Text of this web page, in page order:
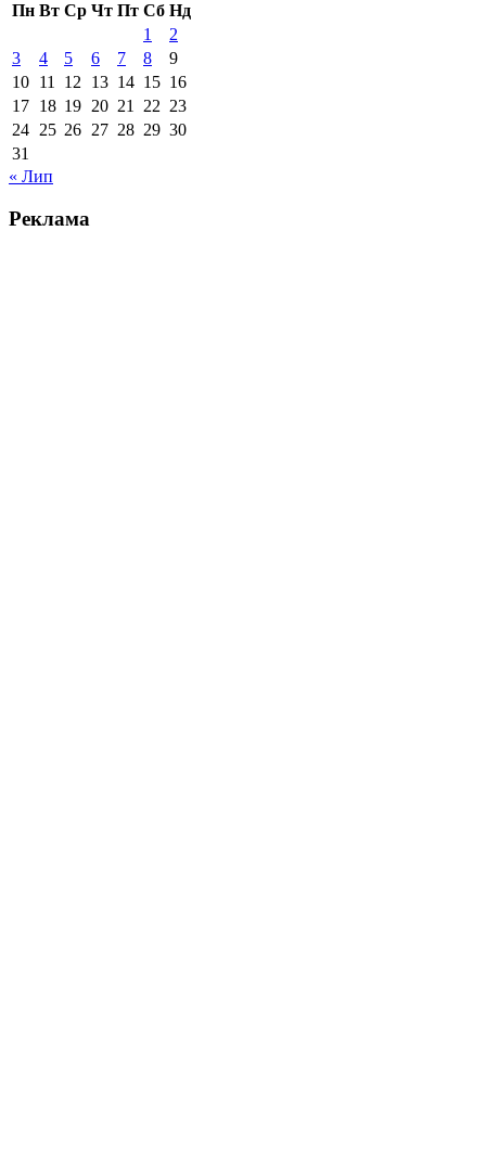
Пн Вт Ср Чт Пт Сб Нд
1
2
3
4 5 6 7 8
9
10 11 12 13 14 15 16
17 18 19 20 21 22 23
24 25 26 27 28 29 30
31
« Лип
Реклама